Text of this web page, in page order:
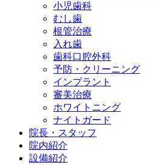
小児歯科
むし歯
根管治療
入れ歯
歯科口腔外科
予防・クリーニング
インプラント
審美治療
ホワイトニング
ナイトガード
院長・スタッフ
院内紹介
設備紹介